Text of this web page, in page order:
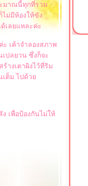
ะมาณนี้ทุกที่รวม
ไม่มีห้องให้ขัง
ด้เลยแหละค่ะ
เค้าจำลองสภาพ
ปลยวน ซึ่งก็จะ
างเตาผิงไว้ที่ริม
เต็ม ไปด้ว
เพื่อป้องกันไม่ให้